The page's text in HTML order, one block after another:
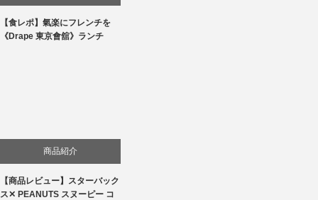
食べ物
【食レポ】氣楽にフレンチを
《Drape 東京會舘》ランチ
商品紹介
【商品レビュー】スターバック
ス✕ PEANUTS スヌーピー コ